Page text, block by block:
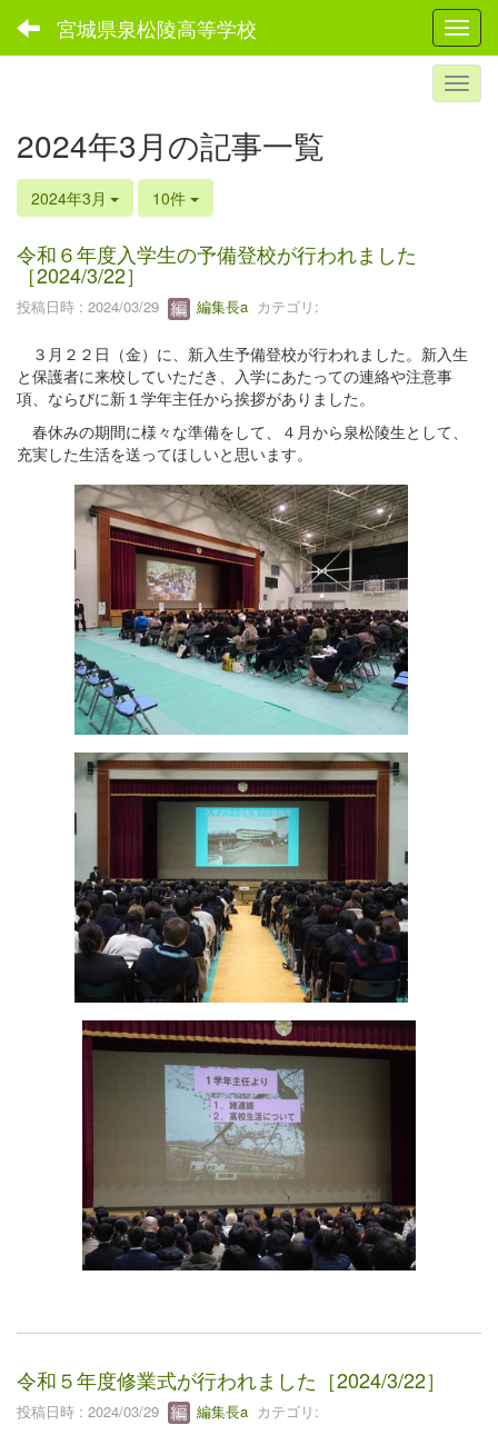
宮城県泉松陵高等学校
2024年3月の記事一覧
2024年3月 10件
令和６年度入学生の予備登校が行われました
［2024/3/22］
投稿日時 : 2024/03/29 編集長a カテゴリ:
３月２２日（金）に、新入生予備登校が行われました。新入生
と保護者に来校していただき、入学にあたっての連絡や注意事
項、ならびに新１学年主任から挨拶がありました。
春休みの期間に様々な準備をして、４月から泉松陵生として、
充実した生活を送ってほしいと思います。
令和５年度修業式が行われました［2024/3/22］
投稿日時 : 2024/03/29 編集長a カテゴリ: